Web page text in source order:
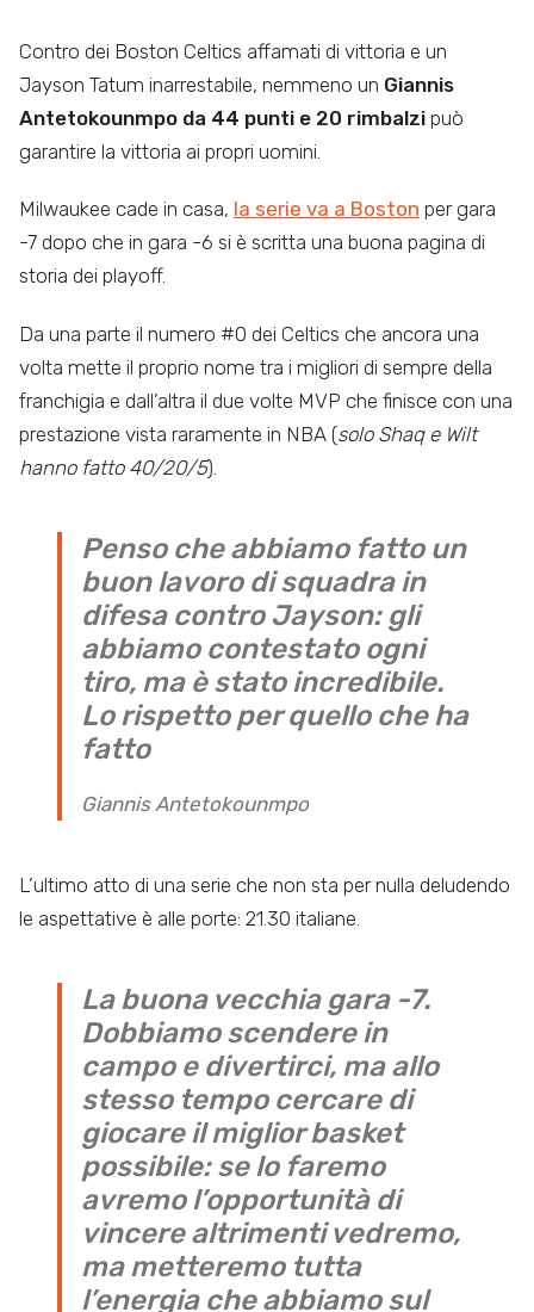
Contro dei Boston Celtics affamati di vittoria e un
Jayson Tatum inarrestabile, nemmeno un Giannis
Antetokounmpo da 44 punti e 20 rimbalzi può
garantire la vittoria ai propri uomini.
Milwaukee cade in casa, la serie va a Boston per gara
-7 dopo che in gara -6 si è scritta una buona pagina di
storia dei playoff.
Da una parte il numero #0 dei Celtics che ancora una
volta mette il proprio nome tra i migliori di sempre della
franchigia e dall’altra il due volte MVP che finisce con una
prestazione vista raramente in NBA (solo Shaq e Wilt
hanno fatto 40/20/5).
Penso che abbiamo fatto un
buon lavoro di squadra in
difesa contro Jayson: gli
abbiamo contestato ogni
tiro, ma è stato incredibile.
Lo rispetto per quello che ha
fatto
Giannis Antetokounmpo
L’ultimo atto di una serie che non sta per nulla deludendo
le aspettative è alle porte: 21.30 italiane.
La buona vecchia gara -7.
Dobbiamo scendere in
campo e divertirci, ma allo
stesso tempo cercare di
giocare il miglior basket
possibile: se lo faremo
avremo l’opportunità di
vincere altrimenti vedremo,
ma metteremo tutta
l’energia che abbiamo sul